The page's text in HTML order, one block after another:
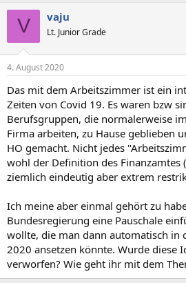
V vaju
Lt. Junior Grade
4. August 2020
Das mit dem Arbeitszimmer ist ein
Zeiten von Covid 19. Es waren bzw
Berufsgruppen, die normalerweise
Firma arbeiten, zu Hause geblieben
HO gemacht. Nicht jedes
wohl der Definition des Finanzamtes
ziemlich eindeutig aber extrem
Ich meine aber einmal gehört zu
Bundesregierung eine Pauschale
wollte, die man dann automatisch in
2020 ansetzen könnte. Wurde diese
verworfen? Wie geht ihr mit dem